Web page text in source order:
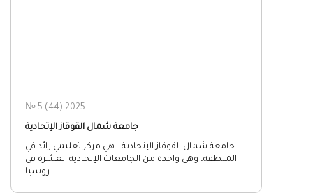
№ 5 (44) 2025
جامعة شمال القوقاز الإتحادية
جامعة شمال القوقاز الإتحادية - هي مركز تعليمي رائد في
المنطقة، وهي واحدة من الجامعات الإتحادية العشرة في
روسيا.